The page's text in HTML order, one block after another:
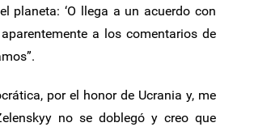
planeta: ‘O llega a un acuerdo con
a los comentarios de
por el honor de Ucrania y, me
no se doblegó y creo que